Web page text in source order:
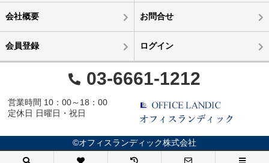
会社概要 お問合せ
会員登録 ログイン
03-6661-1212
営業時間 10：00～18：00
定休日 日曜日・祝日
©オフィスランディック株式会社